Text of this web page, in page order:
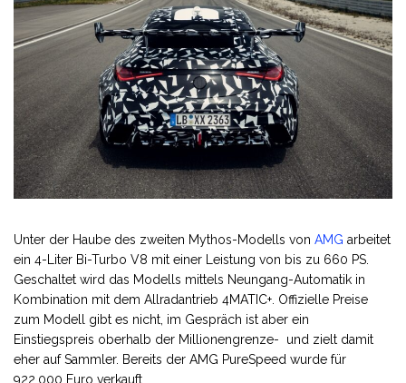
Unter der Haube des zweiten Mythos-Modells von AMG arbeitet
ein 4-Liter Bi-Turbo V8 mit einer Leistung von bis zu 660 PS.
Geschaltet wird das Modells mittels Neungang-Automatik in
Kombination mit dem Allradantrieb 4MATIC+. Offizielle Preise
zum Modell gibt es nicht, im Gespräch ist aber ein
Einstiegspreis oberhalb der Millionengrenze- und zielt damit
eher auf Sammler. Bereits der AMG PureSpeed wurde für
922.000 Euro verkauft.